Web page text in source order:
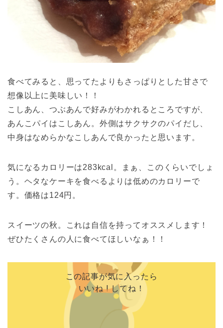
食べてみると、思ってたよりもさっぱりとした甘さで
想像以上に美味しい！！
こしあん、つぶあんで好みがわかれるところですが、
あんこパイはこしあん。外側はサクサクのパイだし、
中身はなめらかなこしあんで良かったと思います。
気になるカロリーは283kcal。まぁ、このくらいでしょ
う。ヘタなケーキを食べるよりは低めのカロリーで
す。価格は124円。
スイーツの秋。これは自信を持ってオススメします！
ぜひたくさんの人に食べてほしいなぁ！！
この記事が気に入ったら
いいね ! してね！